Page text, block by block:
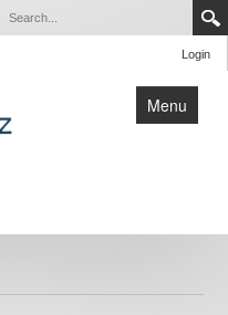
Login
Menu